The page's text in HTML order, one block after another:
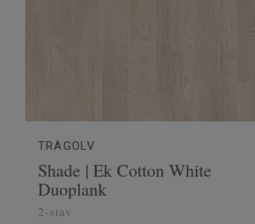
TRÄGOLV
Shade | Ek Cotton White
Duoplank
2-stav